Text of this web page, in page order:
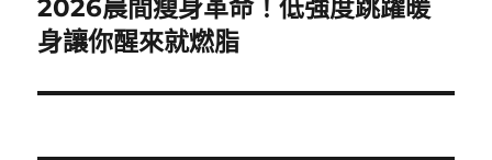
下
一
文
2026晨間瘦身革命！低強度跳躍暖
身讓你醒來就燃脂